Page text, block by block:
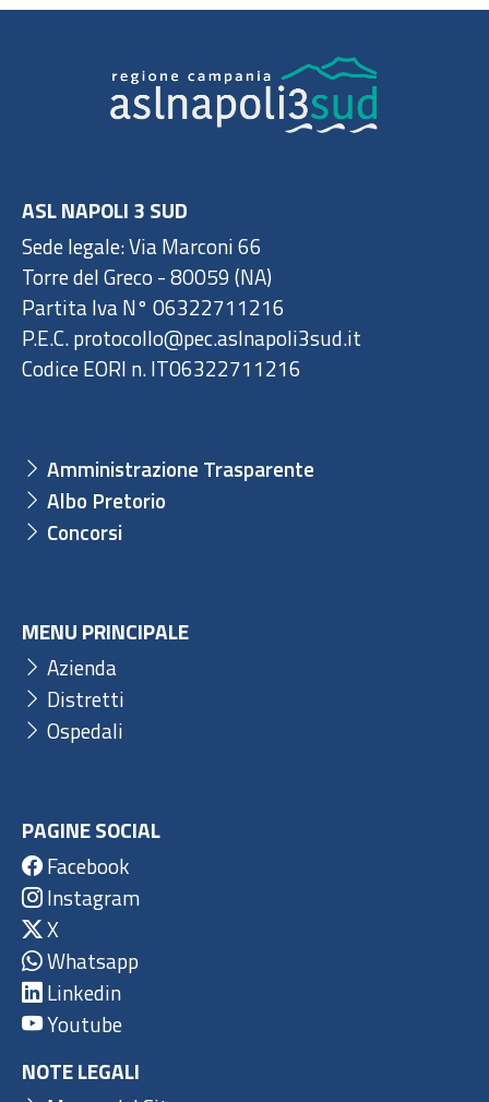
ASL NAPOLI 3 SUD
Sede legale: Via Marconi 66
Torre del Greco - 80059 (NA)
Partita Iva N° 06322711216
P.E.C. protocollo@pec.aslnapoli3sud.it
Codice EORI n. IT06322711216
Amministrazione Trasparente
Albo Pretorio
Concorsi
MENU PRINCIPALE
Azienda
Distretti
Ospedali
PAGINE SOCIAL
Facebook
Instagram
X
Whatsapp
Linkedin
Youtube
NOTE LEGALI